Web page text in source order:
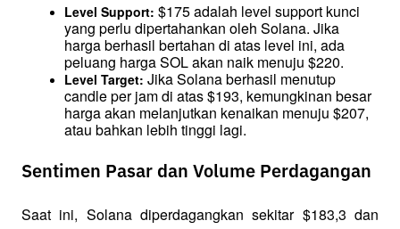
Level Support: $175 adalah level support kunci
yang perlu dipertahankan oleh Solana. Jika
harga berhasil bertahan di atas level ini, ada
peluang harga SOL akan naik menuju $220.
Level Target: Jika Solana berhasil menutup
candle per jam di atas $193, kemungkinan besar
harga akan melanjutkan kenaikan menuju $207,
atau bahkan lebih tinggi lagi.
Sentimen Pasar dan Volume Perdagangan
Saat ini, Solana diperdagangkan sekitar $183,3 dan